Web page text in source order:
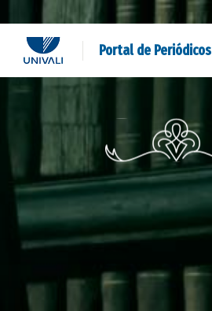
Portal de Periódicos